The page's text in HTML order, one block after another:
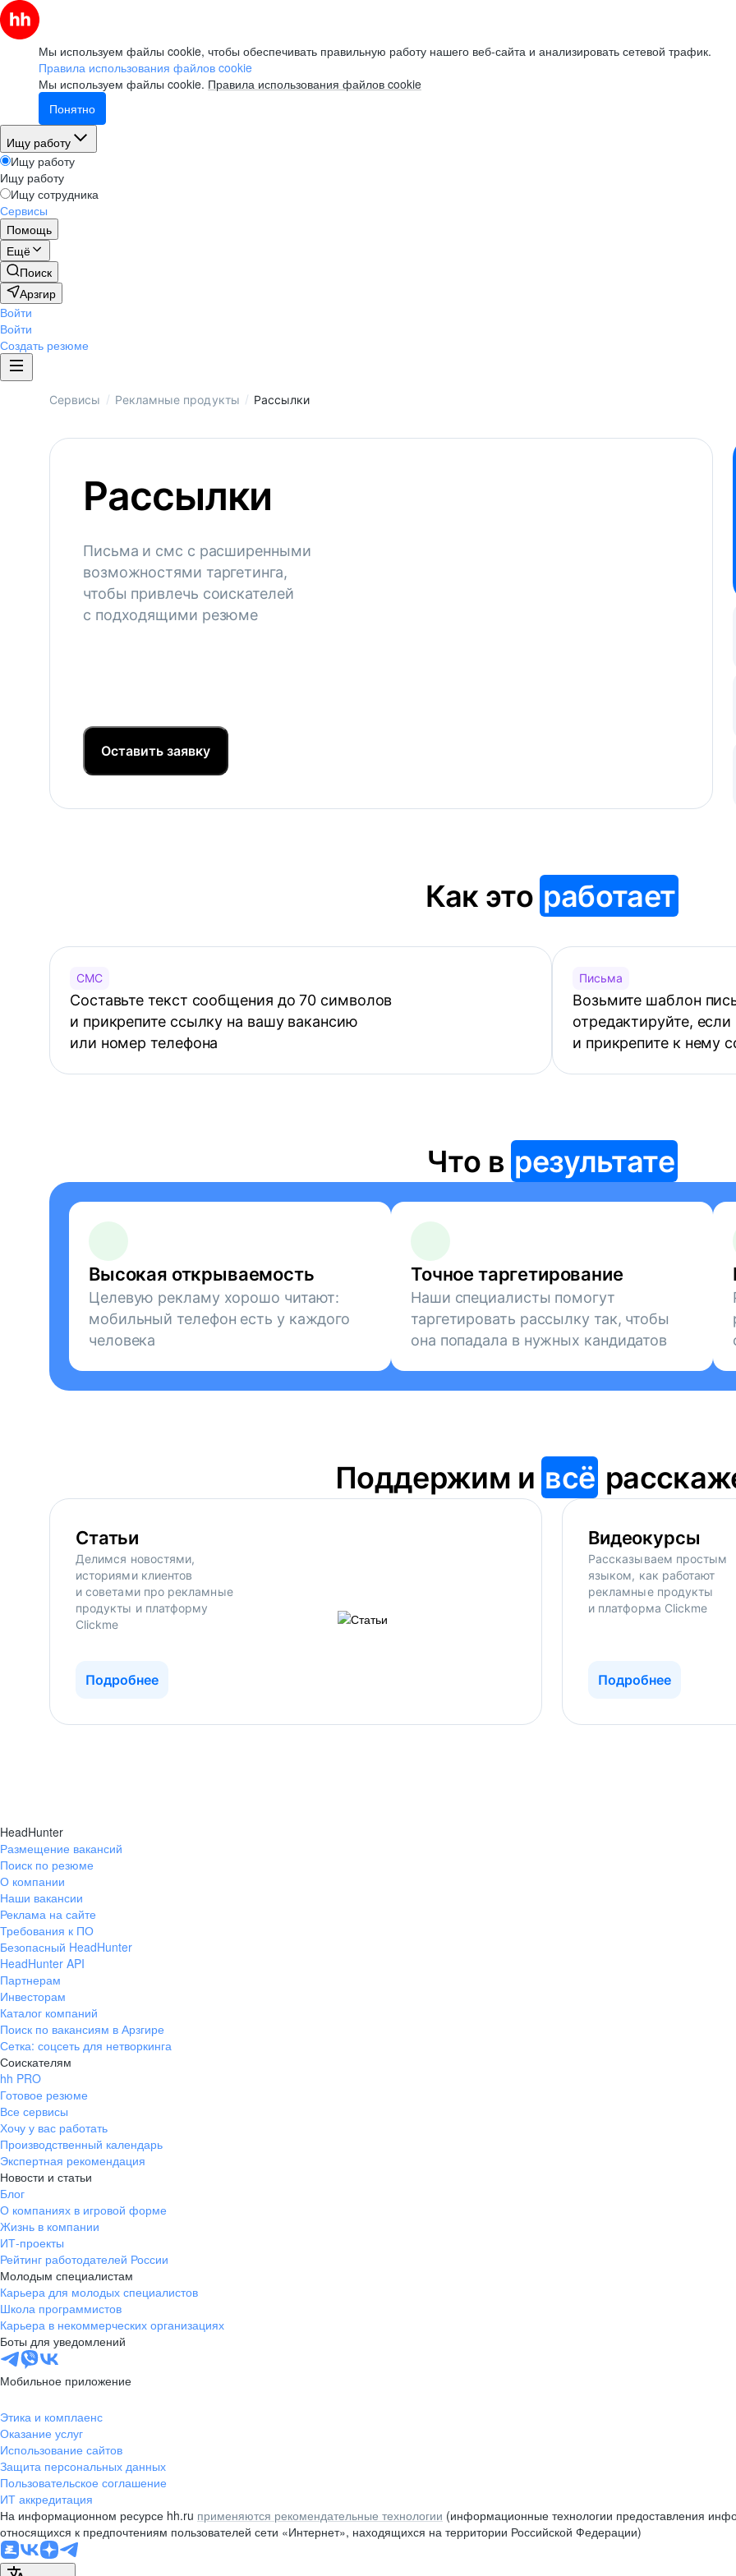
Мы используем файлы cookie, чтобы обеспечивать правильную работу нашего веб-сайта и анализировать сетевой трафик.
Правила использования файлов cookie
Мы используем файлы cookie. Правила использования файлов cookie
Понятно
Ищу работу
Ищу работу
Ищу работу
Ищу сотрудника
Сервисы
Помощь
Ещё
Поиск
Арзгир
Войти
Войти
Создать резюме
Сервисы / Рекламные продукты / Рассылки
Рассылки
Письма и смс с расширенными
возможностями таргетинга,
чтобы привлечь соискателей
с подходящими резюме
Оставить заявку
Как это работает
СМС
Составьте текст сообщения до 70 символов
и прикрепите ссылку на вашу вакансию
или номер телефона
Письма
Возьмите шаблон
отредактируйте,
и прикрепите к нему
Что в результате
Высокая открываемость
Целевую рекламу хорошо читают:
мобильный телефон есть у каждого
человека
Точное таргетирование
Наши специалисты помогут
таргетировать рассылку так, чтобы
она попадала в нужных кандидатов
Поддержим и всё
Статьи
Делимся новостями,
историями клиентов
и советами про рекламные
продукты и платформу
Clickme
Подробнее
Видеокурсы
Рассказываем простым
языком, как работают
рекламные продукты
и платформа Clickme
Подробнее
HeadHunter
Размещение вакансий
Поиск по резюме
О компании
Наши вакансии
Реклама на сайте
Требования к ПО
Безопасный HeadHunter
HeadHunter API
Партнерам
Инвесторам
Каталог компаний
Поиск по вакансиям в Арзгире
Сетка: соцсеть для нетворкинга
Соискателям
hh PRO
Готовое резюме
Все сервисы
Хочу у вас работать
Производственный календарь
Экспертная рекомендация
Новости и статьи
Блог
О компаниях в игровой форме
Жизнь в компании
ИТ-проекты
Рейтинг работодателей России
Молодым специалистам
Карьера для молодых специалистов
Школа программистов
Карьера в некоммерческих организациях
Боты для уведомлений
Мобильное приложение
Этика и комплаенс
Оказание услуг
Использование сайтов
Защита персональных данных
Пользовательское соглашение
ИТ аккредитация
На информационном ресурсе hh.ru применяются рекомендательные технологии (информационные технологии предоставления
относящихся к предпочтениям пользователей сети «Интернет», находящихся на территории Российской Федерации)